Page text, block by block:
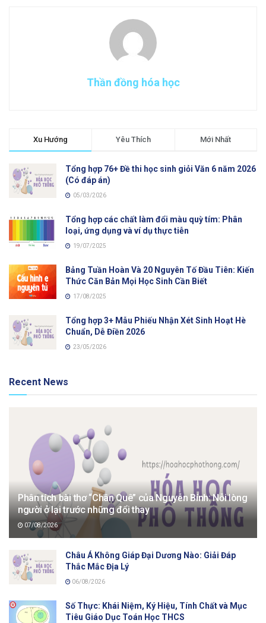
Thần đồng hóa học
Xu Hướng Yêu Thích Mới Nhất
Tổng hợp 76+ Đề thi học sinh giỏi Văn 6 năm 2026
(Có đáp án)
05/03/2026
Tổng hợp các chất làm đổi màu quỳ tím: Phân
loại, ứng dụng và ví dụ thực tiễn
19/07/2025
Bảng Tuần Hoàn Và 20 Nguyên Tố Đầu Tiên: Kiến
Thức Căn Bản Mọi Học Sinh Cần Biết
17/08/2025
Tổng hợp 3+ Mẫu Phiếu Nhận Xét Sinh Hoạt Hè
Chuẩn, Dễ Điền 2026
23/05/2026
Recent News
Phân tích bài thơ “Chân Quê” của Nguyễn Bính: Nỗi lòng
người ở lại trước những đổi thay
07/08/2026
Châu Á Không Giáp Đại Dương Nào: Giải Đáp
Thắc Mắc Địa Lý
06/08/2026
Số Thực: Khái Niệm, Ký Hiệu, Tính Chất và Mục
Tiêu Giáo Dục Toán Học THCS